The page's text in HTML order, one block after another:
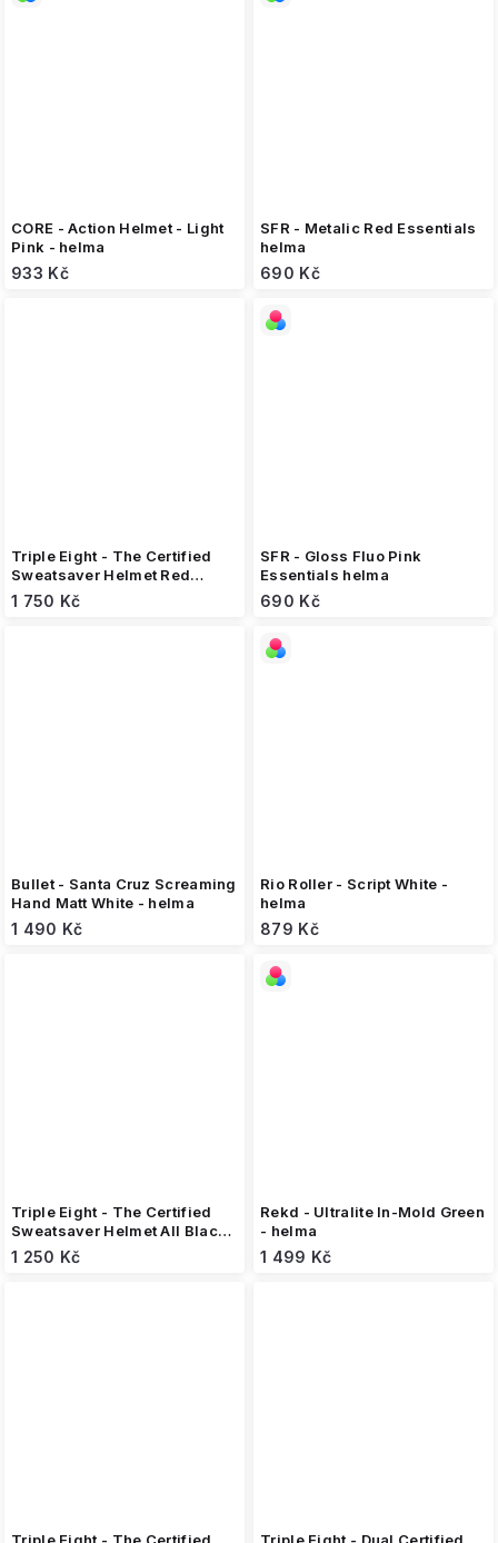
CORE - Action Helmet - Light
Pink - helma
933 Kč
SFR - Metalic Red Essentials
helma
690 Kč
Triple Eight - The Certified
Sweatsaver Helmet Red
Glossy - helma
1 750 Kč
SFR - Gloss Fluo Pink
Essentials helma
690 Kč
Bullet - Santa Cruz Screaming
Hand Matt White - helma
1 490 Kč
Rio Roller - Script White -
helma
879 Kč
Triple Eight - The Certified
Sweatsaver Helmet All Black -
helma
1 250 Kč
Rekd - Ultralite In-Mold Green
- helma
1 499 Kč